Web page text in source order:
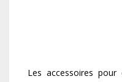
Les accessoires